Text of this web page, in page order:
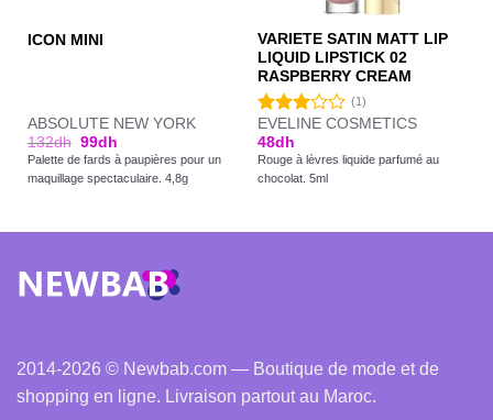
ICON MINI
ABSOLUTE NEW YORK
132dh 99dh
Palette de fards à paupières pour un
maquillage spectaculaire. 4,8g
VARIETE SATIN MATT LIP
LIQUID LIPSTICK 02
RASPBERRY CREAM
Note
3.00
sur 5
(1)
EVELINE COSMETICS
48dh
Rouge à lèvres liquide parfumé au
chocolat. 5ml
2014-2026 © Newbab.com — Boutique de mode et de
shopping en ligne. Livraison partout au Maroc.